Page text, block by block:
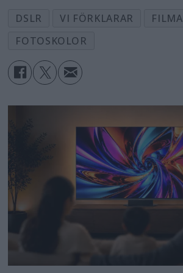
DSLR VI FÖRKLARAR FILMA
FOTOSKOLOR